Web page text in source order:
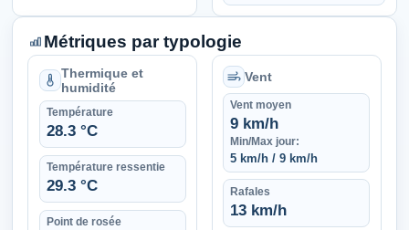
Métriques par typologie
Thermique et
humidité
Température
28.3 °C
Température ressentie
29.3 °C
Point de rosée
Vent
Vent moyen
9 km/h
Min/Max jour:
5 km/h / 9 km/h
Rafales
13 km/h